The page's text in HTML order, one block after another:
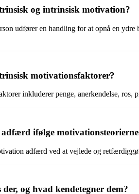
og intrinsisk motivation?
udfører en handling for at opnå en
motivationsfaktorer?
inkluderer penge, anerkendelse, ros,
ifølge
adfærd ved at vejlede og
og hvad kendetegner dem?